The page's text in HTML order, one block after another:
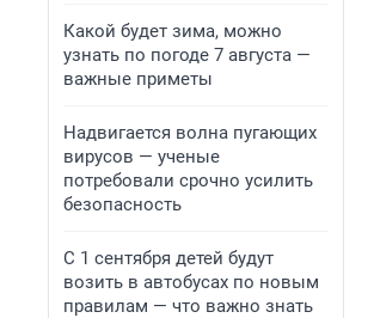
Какой будет зима, можно
узнать по погоде 7 августа —
важные приметы
Надвигается волна пугающих
вирусов — ученые
потребовали срочно усилить
безопасность
С 1 сентября детей будут
возить в автобусах по новым
правилам — что важно знать